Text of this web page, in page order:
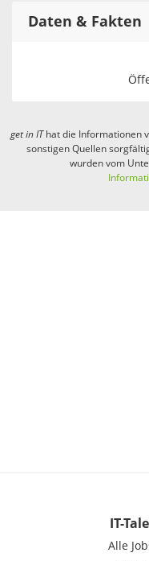
Daten & Fakten
get in IThat die Informationen
sonstigen Quellen
wurden vom
IT-
Alle